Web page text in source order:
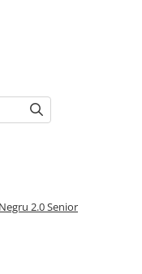
2.0 Senior